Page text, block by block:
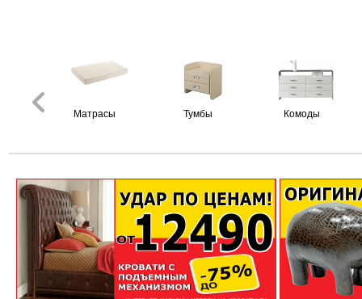
Матрасы Тумбы Комоды